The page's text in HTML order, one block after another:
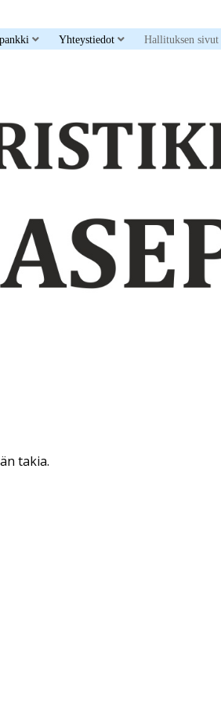
menu
open dropdown menu
Yhteystiedot open dropdown menu
Hallituksen sivut
takia.